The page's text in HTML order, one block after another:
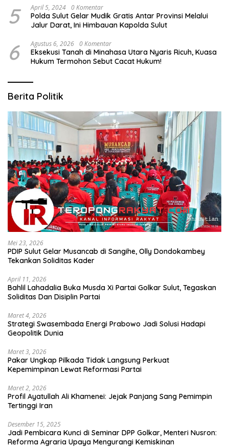
5 April 5, 2024 0 Komentar
Polda Sulut Gelar Mudik Gratis Antar Provinsi Melalui
Jalur Darat, Ini Himbauan Kapolda Sulut
6 Agustus 6, 2026 0 Komentar
Eksekusi Tanah di Minahasa Utara Nyaris Ricuh, Kuasa
Hukum Termohon Sebut Cacat Hukum!
Berita Politik
Mei 23, 2026
PDIP Sulut Gelar Musancab di Sangihe, Olly Dondokambey
Tekankan Soliditas Kader
April 11, 2026
Bahlil Lahadalia Buka Musda Xi Partai Golkar Sulut, Tegaskan
Soliditas Dan Disiplin Partai
Maret 4, 2026
Strategi Swasembada Energi Prabowo Jadi Solusi Hadapi
Geopolitik Dunia
Maret 3, 2026
Pakar Ungkap Pilkada Tidak Langsung Perkuat
Kepemimpinan Lewat Reformasi Partai
Maret 2, 2026
Profil Ayatullah Ali Khamenei: Jejak Panjang Sang Pemimpin
Tertinggi Iran
Desember 15, 2025
Jadi Pembicara Kunci di Seminar DPP Golkar, Menteri Nusron:
Reforma Agraria Upaya Mengurangi Kemiskinan